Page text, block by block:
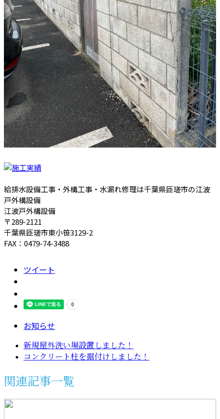
給排水設備工事・外構工事・水漏れ修理は千葉県匝瑳市の江波
戸外構設備
江波戸外構設備
〒289-2121
千葉県匝瑳市東小笹3129-2
FAX：0479-74-3488
ツイート
お知らせ
新規屋外洗い場設置しました！
コンクリート柱を据付けしました！
関連記事一覧